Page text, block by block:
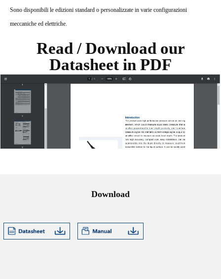
Sono disponibili le edizioni standard o personalizzate in varie configurazioni
meccaniche ed elettriche.
Read / Download our
Datasheet in PDF
Download